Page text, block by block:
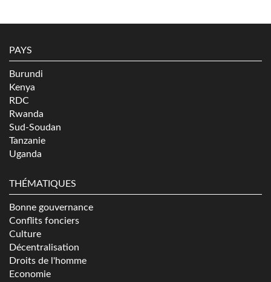
PAYS
Burundi
Kenya
RDC
Rwanda
Sud-Soudan
Tanzanie
Uganda
THÉMATIQUES
Bonne gouvernance
Conflits fonciers
Culture
Décentralisation
Droits de l'homme
Economie